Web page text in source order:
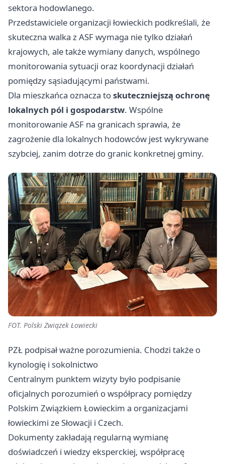
sektora hodowlanego.
Przedstawiciele organizacji łowieckich podkreślali, że
skuteczna walka z ASF wymaga nie tylko działań
krajowych, ale także wymiany danych, wspólnego
monitorowania sytuacji oraz koordynacji działań
pomiędzy sąsiadującymi państwami.
Dla mieszkańca oznacza toskuteczniejszą ochronę
lokalnych pól i gospodarstw. Wspólne
monitorowanie ASF na granicach sprawia, że
zagrożenie dla lokalnych hodowców jest wykrywane
szybciej, zanim dotrze do granic konkretnej gminy.
FOT. Polski Związek Łowiecki
PZŁ podpisał ważne porozumienia. Chodzi także o
kynologię i sokolnictwo
Centralnym punktem wizyty było podpisanie
oficjalnych porozumień o współpracy pomiędzy
Polskim Związkiem Łowieckim a organizacjami
łowieckimi ze Słowacji i Czech.
Dokumenty zakładają regularną wymianę
doświadczeń i wiedzy eksperckiej, współpracę